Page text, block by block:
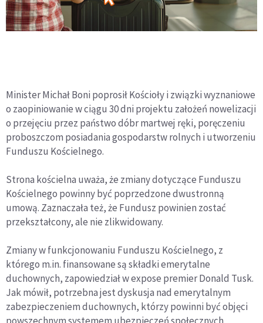
Minister Michał Boni poprosił Kościoły i związki wyznaniowe
o zaopiniowanie w ciągu 30 dni projektu założeń nowelizacji
o przejęciu przez państwo dóbr martwej ręki, poręczeniu
proboszczom posiadania gospodarstw rolnych i utworzeniu
Funduszu Kościelnego.
Strona kościelna uważa, że zmiany dotyczące Funduszu
Kościelnego powinny być poprzedzone dwustronną
umową. Zaznaczała też, że Fundusz powinien zostać
przekształcony, ale nie zlikwidowany.
Zmiany w funkcjonowaniu Funduszu Kościelnego, z
którego m.in. finansowane są składki emerytalne
duchownych, zapowiedział w expose premier Donald Tusk.
Jak mówił, potrzebna jest dyskusja nad emerytalnym
zabezpieczeniem duchownych, którzy powinni być objęci